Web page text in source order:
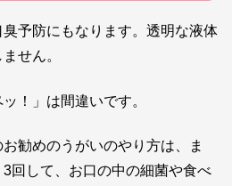
予防にもなります。透明な液体
せん。
！」は間違いです。
勧めのうがいのやり方は、ま
回して、お口の中の細菌や食べ